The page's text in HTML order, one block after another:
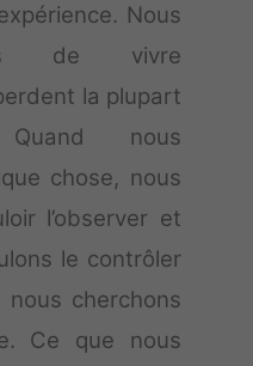
Nous
de vivre
la plupart
nous
chose, nous
l’observer et
le contrôler
cherchons
Ce que nous